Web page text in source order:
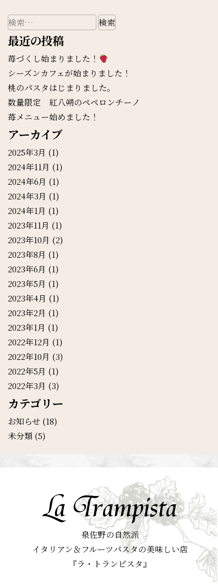
検
索:
最近の投稿
苺づくし始まりました！
シーズンカフェが始まりました！
桃のパスタはじまりました。
数量限定 紅八朔のペペロンチーノ
苺メニュー始めました！
アーカイブ
2025年3月 (1)
2024年11月 (1)
2024年6月 (1)
2024年3月 (1)
2024年1月 (1)
2023年11月 (1)
2023年10月 (2)
2023年8月 (1)
2023年6月 (1)
2023年5月 (1)
2023年4月 (1)
2023年2月 (1)
2023年1月 (1)
2022年12月 (1)
2022年10月 (3)
2022年5月 (1)
2022年3月 (3)
カテゴリー
お知らせ (18)
未分類 (5)
泉佐野の自然派
イタリアン＆フルーツパスタの美味しい店
『ラ・トランピスタ』